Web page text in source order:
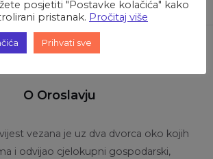
O Oroslavju
vezana je uz dva dvorca oko kojih
i odvijao cjelokupni gospodarski,
posjetiti "Postavke kolačića" kako
pristanak. Pročitaj više
Prihvati sve